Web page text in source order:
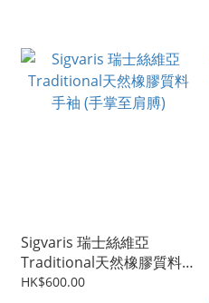
Sigvaris 瑞士絲維亞
Traditional天然橡膠質料
手袖 (手掌至肩膊)
HK$600.00